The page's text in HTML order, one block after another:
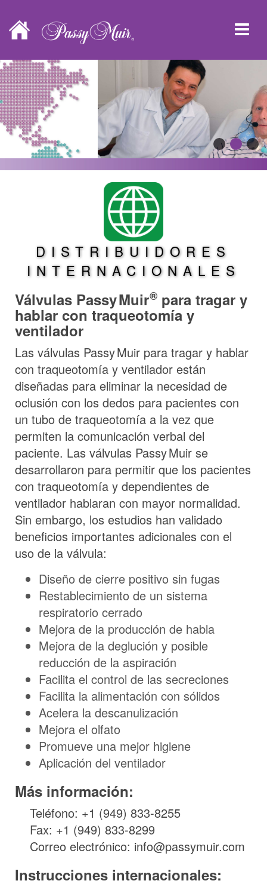
DISTRIBUIDORES
INTERNACIONALES
Válvulas Passy Muir®para tragar y
hablar con traqueotomía y
ventilador
Las válvulas Passy Muir para tragar y hablar
con traqueotomía y ventilador están
diseñadas para eliminar la necesidad de
oclusión con los dedos para pacientes con
un tubo de traqueotomía a la vez que
permiten la comunicación verbal del
paciente. Las válvulas Passy Muir se
desarrollaron para permitir que los pacientes
con traqueotomía y dependientes de
ventilador hablaran con mayor normalidad.
Sin embargo, los estudios han validado
beneficios importantes adicionales con el
uso de la válvula:
Diseño de cierre positivo sin fugas
Restablecimiento de un sistema
respiratorio cerrado
Mejora de la producción de habla
Mejora de la deglución y posible
reducción de la aspiración
Facilita el control de las secreciones
Facilita la alimentación con sólidos
Acelera la descanulización
Mejora el olfato
Promueve una mejor higiene
Aplicación del ventilador
Más información:
Teléfono: +1 (949) 833-8255
Fax: +1 (949) 833-8299
Correo electrónico: info@passymuir.com
Instrucciones internacionales: